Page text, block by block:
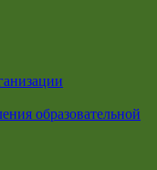
образовательной